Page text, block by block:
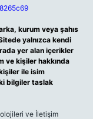
kurum veya şahıs
yalnızca kendi
yer alan içerikler
ve kişiler hakkında
ile isim
bilgiler taslak
ve İletişim